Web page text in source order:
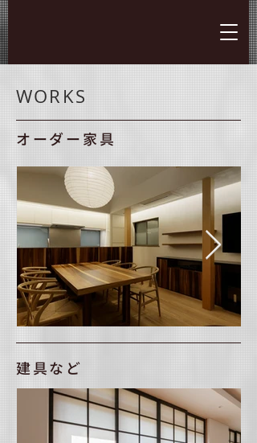
WORKS
オーダー家具
建具など